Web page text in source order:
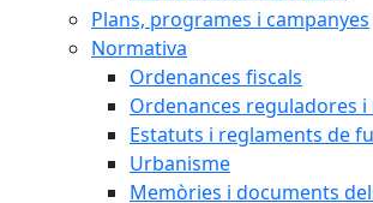
Plans, programes i campanyes
Normativa
Ordenances fiscals
Ordenances reguladores
Estatuts i reglaments de
Urbanisme
Memòries i documents